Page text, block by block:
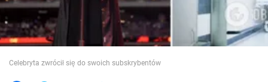
Świat
Jedzenie
Celebryta zwrócił się do swoich subskrybentów